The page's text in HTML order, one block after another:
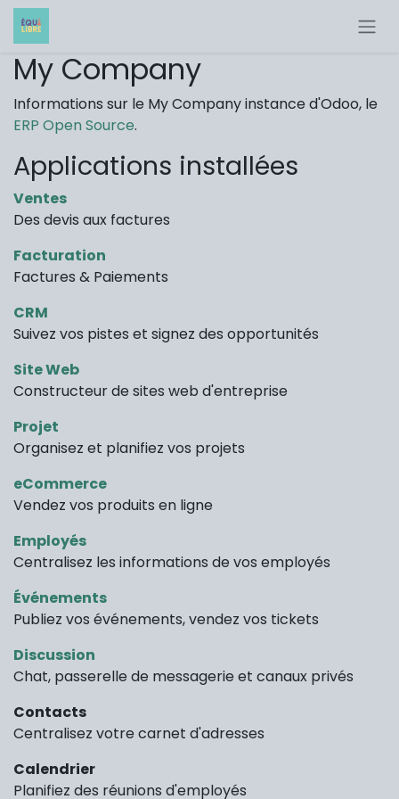
My Company
Informations sur le My Company instance d'Odoo, le
ERP Open Source.
Applications installées
Ventes
Des devis aux factures
Facturation
Factures & Paiements
CRM
Suivez vos pistes et signez des opportunités
Site Web
Constructeur de sites web d'entreprise
Projet
Organisez et planifiez vos projets
eCommerce
Vendez vos produits en ligne
Employés
Centralisez les informations de vos employés
Événements
Publiez vos événements, vendez vos tickets
Discussion
Chat, passerelle de messagerie et canaux privés
Contacts
Centralisez votre carnet d'adresses
Calendrier
Planifiez des réunions d'employés